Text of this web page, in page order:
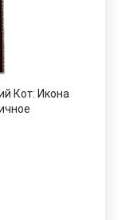
Кот: Икона